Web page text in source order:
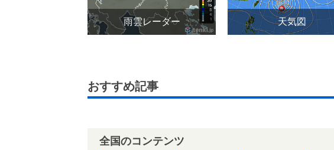
雨雲レーダー 天気図
おすすめ記事
全国のコンテンツ